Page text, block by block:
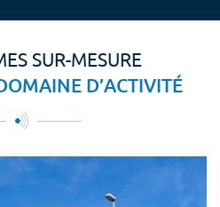
SUR-MESURE
D’ACTIVITÉ